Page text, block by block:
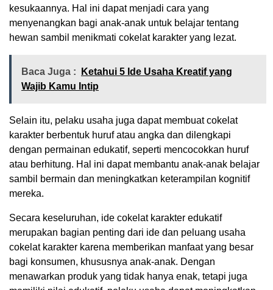
kesukaannya. Hal ini dapat menjadi cara yang
menyenangkan bagi anak-anak untuk belajar tentang
hewan sambil menikmati cokelat karakter yang lezat.
Baca Juga :
Ketahui 5 Ide Usaha Kreatif yang
Wajib Kamu Intip
Selain itu, pelaku usaha juga dapat membuat cokelat
karakter berbentuk huruf atau angka dan dilengkapi
dengan permainan edukatif, seperti mencocokkan huruf
atau berhitung. Hal ini dapat membantu anak-anak belajar
sambil bermain dan meningkatkan keterampilan kognitif
mereka.
Secara keseluruhan, ide cokelat karakter edukatif
merupakan bagian penting dari ide dan peluang usaha
cokelat karakter karena memberikan manfaat yang besar
bagi konsumen, khususnya anak-anak. Dengan
menawarkan produk yang tidak hanya enak, tetapi juga